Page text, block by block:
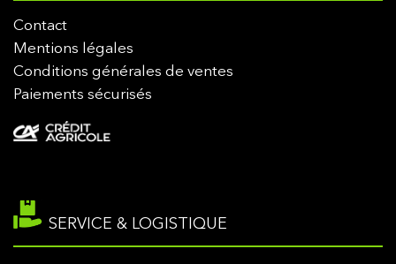
Contact
Mentions légales
Conditions générales de ventes
Paiements sécurisés
SERVICE & LOGISTIQUE